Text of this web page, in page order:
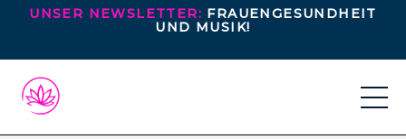
UNSER NEWSLETTER: FRAUENGESUNDHEIT
UND MUSIK!